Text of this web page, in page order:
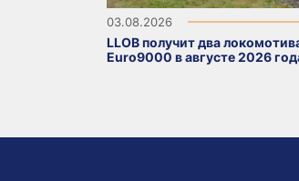
03.08.2026
LLOB получит два
Euro9000 в августе 2026